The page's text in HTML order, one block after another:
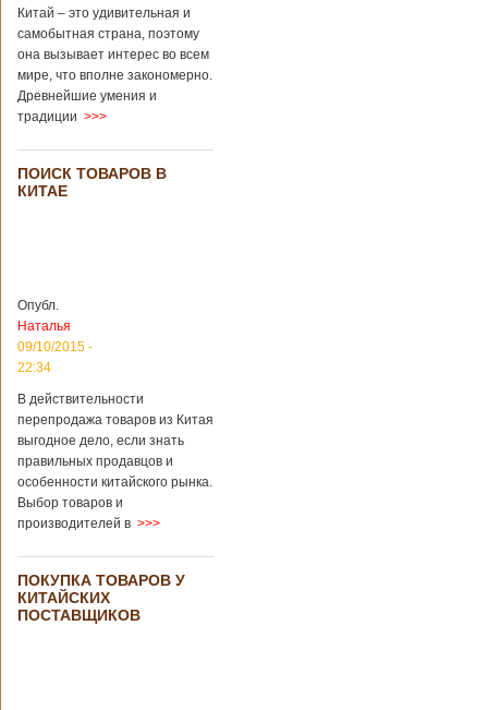
Подробнее...
Опубликовано
13/04/2018 - 21:25
В Китае на
кладбище
проводят
виртуальные
экскурсии в
На кладбище
Бабаошань в Китае
в Пекине начали
технологии
виртуальной
реальности с
открытых дверей
публике был
показан симулятор
сотрудников
кладбища, такие
помогут ценить
больше жизнь.
Большинство
посетителей
кладбища считают
такую идею
Подробнее...
Опубликовано
11/04/2018 - 21:48
Из-за взрыва на
заводе в Китае
Китай – это удивительная и
самобытная страна, поэтому
она вызывает интерес во всем
мире, что вполне закономерно.
Древнейшие умения и
традиции >>>
ПОИСК ТОВАРОВ В
КИТАЕ
Опубл.
Наталья
09/10/2015 -
22:34
В действительности
перепродажа товаров из Китая
выгодное дело, если знать
правильных продавцов и
особенности китайского рынка.
Выбор товаров и
производителей в >>>
ПОКУПКА ТОВАРОВ У
КИТАЙСКИХ
ПОСТАВЩИКОВ